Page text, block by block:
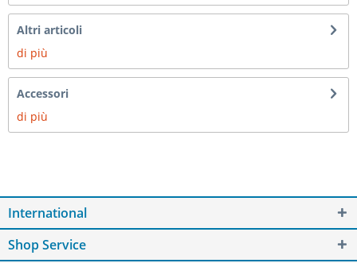
Altri articoli
di più
Accessori
di più
International
Shop Service